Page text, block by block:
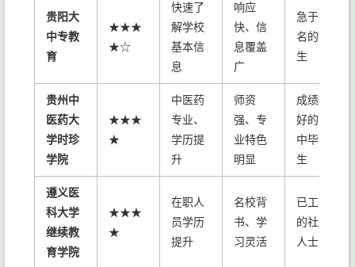
贵阳大
中专教
育
★★★
★☆
快速了
解学校
基本信
息
响应
快、信
息覆盖
广
急于报
名的学
生
贵州中
医药大
学时珍
学院
★★★
★
中医药
专业、
学历提
升
师资
强、专
业特色
明显
成绩较
好的高
中毕业
生
遵义医
科大学
继续教
育学院
★★★
★
在职人
员学历
提升
名校背
书、学
习灵活
已工作
的社会
人士